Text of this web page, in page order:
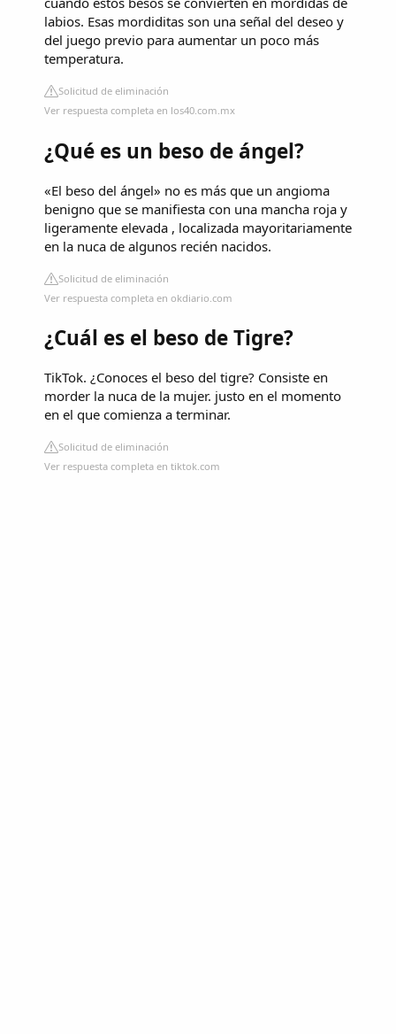
labios. Esas mordiditas son una señal del deseo y
del juego previo para aumentar un poco más
temperatura.
Solicitud de eliminación
Ver respuesta completa en los40.com.mx
¿Qué es un beso de ángel?
«El beso del ángel» no es más que un angioma
benigno que se manifiesta con una mancha roja y
ligeramente elevada , localizada mayoritariamente
en la nuca de algunos recién nacidos.
Solicitud de eliminación
Ver respuesta completa en okdiario.com
¿Cuál es el beso de Tigre?
TikTok. ¿Conoces el beso del tigre? Consiste en
morder la nuca de la mujer. justo en el momento
en el que comienza a terminar.
Solicitud de eliminación
Ver respuesta completa en tiktok.com